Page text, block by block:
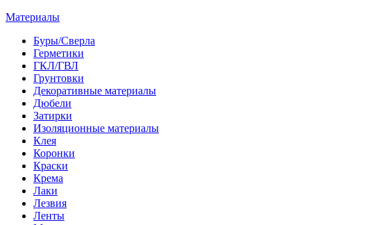
Материалы
Буры/Сверла
Герметики
ГКЛ/ГВЛ
Грунтовки
Декоративные материалы
Дюбели
Затирки
Изоляционные материалы
Клея
Коронки
Краски
Крема
Лаки
Лезвия
Ленты